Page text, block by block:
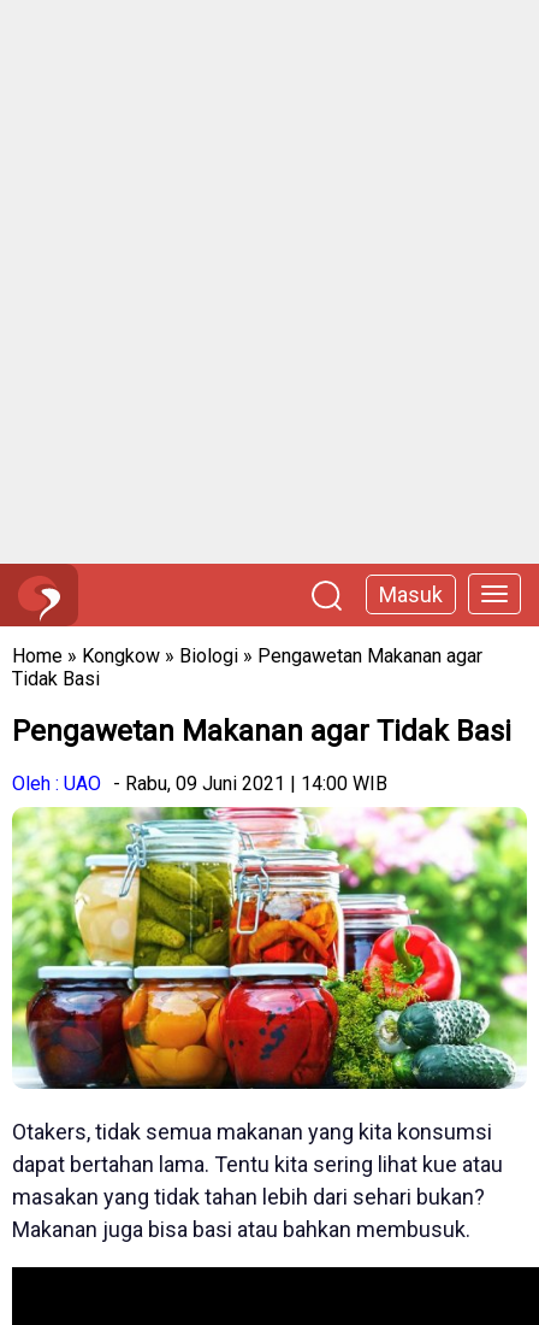
Masuk
Home » Kongkow » Biologi » Pengawetan Makanan agar
Tidak Basi
Pengawetan Makanan agar Tidak Basi
Oleh : UAO - Rabu, 09 Juni 2021 | 14:00 WIB
Otakers, tidak semua makanan yang kita konsumsi
dapat bertahan lama. Tentu kita sering lihat kue atau
masakan yang tidak tahan lebih dari sehari bukan?
Makanan juga bisa basi atau bahkan membusuk.